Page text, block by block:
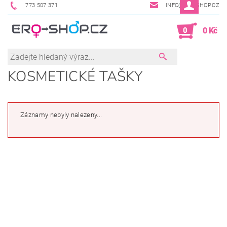
773 507 371 INFO@ERO-SHOP.CZ
0 0 Kč
KOSMETICKÉ TAŠKY
Záznamy nebyly nalezeny...